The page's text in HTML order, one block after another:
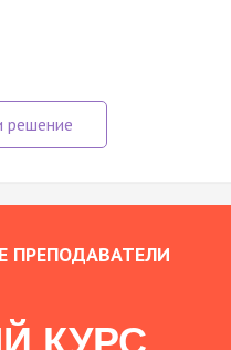
ПРЕПОДАВАТЕЛИ